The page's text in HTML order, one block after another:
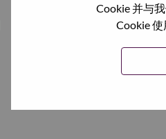
Cookie 并与
Cookie